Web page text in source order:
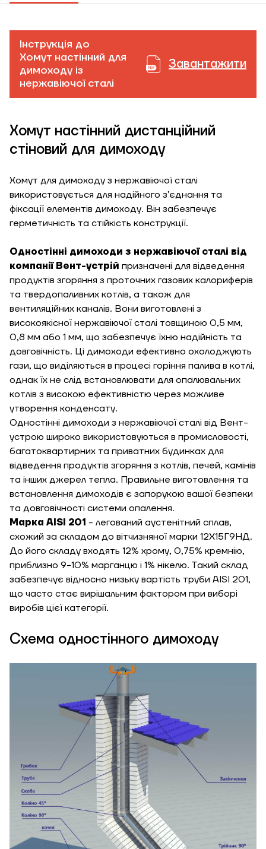
Інструкція до
Хомут настінний для
димоходу із
нержавіючої сталі
Завантажити
Хомут настінний дистанційний
стіновий для димоходу
Хомут для димоходу з нержавіючої сталі
використовується для надійного з’єднання та
фіксації елементів димоходу. Він забезпечує
герметичність та стійкість конструкції.
Одностінні димоходи з нержавіючої сталі від
компанії Вент-устрій призначені для відведення
продуктів згоряння з проточних газових калориферів
та твердопаливних котлів, а також для
вентиляційних каналів. Вони виготовлені з
високоякісної нержавіючої сталі товщиною 0,5 мм,
0,8 мм або 1 мм, що забезпечує їхню надійність та
довговічність. Ці димоходи ефективно охолоджують
гази, що виділяються в процесі горіння палива в котлі,
однак їх не слід встановлювати для опалювальних
котлів з високою ефективністю через можливе
утворення конденсату.
Одностінні димоходи з нержавіючої сталі від Вент-
устрою широко використовуються в промисловості,
багатоквартирних та приватних будинках для
відведення продуктів згоряння з котлів, печей, камінів
та інших джерел тепла. Правильне виготовлення та
встановлення димоходів є запорукою вашої безпеки
та довговічності системи опалення.
Марка AISI 201 - легований аустенітний сплав,
схожий за складом до вітчизняної марки 12Х15Г9НД.
До його складу входять 12% хрому, 0,75% кремнію,
приблизно 9-10% марганцю і 1% нікелю. Такий склад
забезпечує відносно низьку вартість труби AISI 201,
що часто стає вирішальним фактором при виборі
виробів цієї категорії.
Схема одностінного димоходу
Висота, м
Ширина, м
Довжина, м
Ступінь
утеплення, Вт/м
кв
Гарно утеплений, 55
Необхідна
потужність, кВт
Надіслати
ЗАМОВИТИ ПОСЛУГУ МОНТАЖУ
Надіслати
Кошик